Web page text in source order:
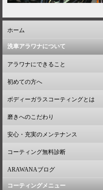
ホーム
洗車アラワナについて
アラワナにできること
初めての方へ
ボディーガラスコーティングとは
磨きへのこだわり
安心・充実のメンテナンス
コーティング無料診断
ARAWANAブログ
コーティングメニュー